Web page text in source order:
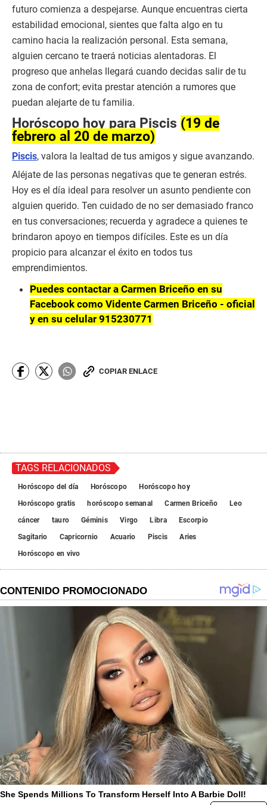
futuro comienza a despejarse. Aunque encuentras cierta
estabilidad emocional, sientes que falta algo en tu
camino hacia la realización personal. Esta semana,
alguien cercano te traerá noticias alentadoras. El
progreso que anhelas llegará cuando decidas salir de tu
zona de confort; evita prestar atención a rumores que
puedan alejarte de tu familia.
Horóscopo hoy para Piscis (19 de
febrero al 20 de marzo)
Piscis, valora la lealtad de tus amigos y sigue avanzando.
Aléjate de las personas negativas que te generan estrés.
Hoy es el día ideal para resolver un asunto pendiente con
alguien querido. Ten cuidado de no ser demasiado franco
en tus conversaciones; recuerda y agradece a quienes te
brindaron apoyo en tiempos difíciles. Este es un día
propicio para alcanzar el éxito en todos tus
emprendimientos.
Puedes contactar a Carmen Briceño en su
Facebook como Vidente Carmen Briceño - oficial
y en su celular 915230771
COPIAR ENLACE
TAGS RELACIONADOS
Horóscopo del día Horóscopo
Horóscopo hoy
Horóscopo gratis
horóscopo semanal Carmen Briceño
Leo
cáncer
tauro Géminis Virgo Libra
Escorpio
Sagitario
Capricornio Acuario Piscis
Aries
Horóscopo en vivo